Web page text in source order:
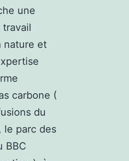
une
nature et
carbone (
du
le parc des
BBC